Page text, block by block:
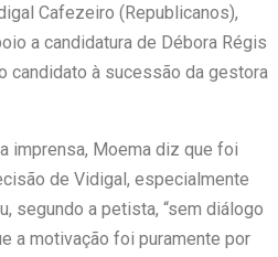
Cafezeiro (Republicanos),
a candidatura de Débora Régis
candidato à sucessão da gestora
imprensa, Moema diz que foi
de Vidigal, especialmente
segundo a petista, “sem diálogo
a motivação foi puramente por